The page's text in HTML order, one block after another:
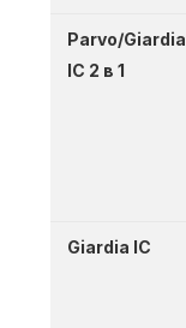
Parvo/Giardia
IC 2 в 1
Giardia IC